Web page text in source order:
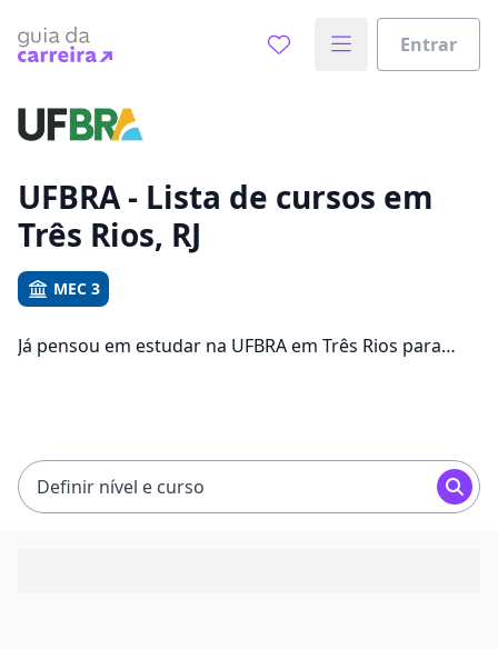
Entrar
Vamos te guiar no caminho ideal para seus estudos
UFBRA - Lista de cursos em
Três Rios, RJ
MEC 3
Já pensou em estudar na UFBRA em Três Rios para
Definir nível e curso